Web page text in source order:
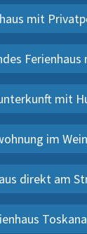
mit
mit
im
direkt am
Toskana